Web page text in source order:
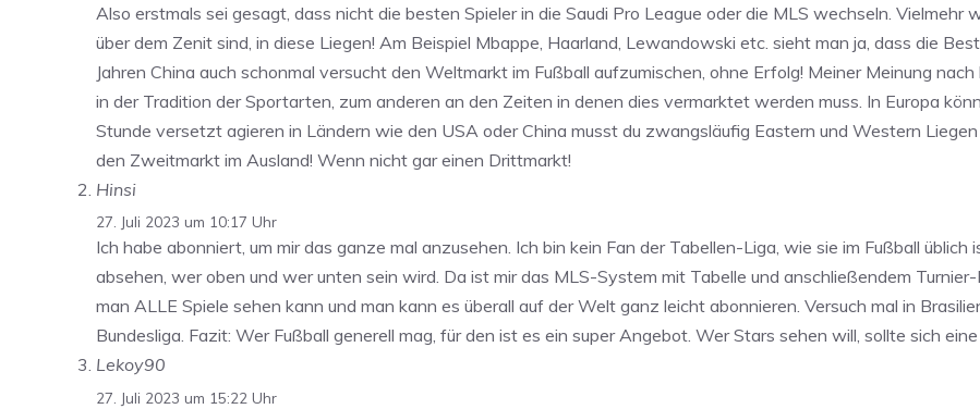
Also erstmals sei gesagt, dass nicht die besten Spieler in die Saudi Pro League oder die MLS wechseln.
über dem Zenit sind, in diese Liegen! Am Beispiel Mbappe, Haarland, Lewandowski etc. sieht man ja, dass die
Jahren China auch schonmal versucht den Weltmarkt im Fußball aufzumischen, ohne Erfolg! Meiner Meinung
in der Tradition der Sportarten, zum anderen an den Zeiten in denen dies vermarktet werden muss. In Europa
Stunde versetzt agieren in Ländern wie den USA oder China musst du zwangsläufig Eastern und Western
den Zweitmarkt im Ausland! Wenn nicht gar einen Drittmarkt!
Hinsi
27. Juli 2023 um 10:17 Uhr
Ich habe abonniert, um mir das ganze mal anzusehen. Ich bin kein Fan der Tabellen-Liga, wie sie im Fußball
absehen, wer oben und wer unten sein wird. Da ist mir das MLS-System mit Tabelle und anschließendem
man ALLE Spiele sehen kann und man kann es überall auf der Welt ganz leicht abonnieren. Versuch mal in
Bundesliga. Fazit: Wer Fußball generell mag, für den ist es ein super Angebot. Wer Stars sehen will, sollte sich
Lekoy90
27. Juli 2023 um 15:22 Uhr